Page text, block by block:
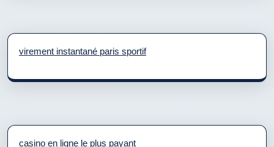
virement instantané paris sportif
casino en ligne le plus payant